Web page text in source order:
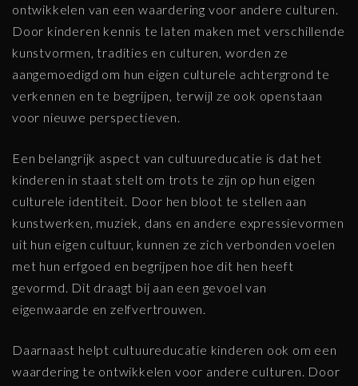
ontwikkelen van een waardering voor andere culturen.
Door kinderen kennis te laten maken met verschillende
kunstvormen, tradities en culturen, worden ze
aangemoedigd om hun eigen culturele achtergrond te
verkennen en te begrijpen, terwijl ze ook openstaan
voor nieuwe perspectieven.
Een belangrijk aspect van cultuureducatie is dat het
kinderen in staat stelt om trots te zijn op hun eigen
culturele identiteit. Door hen bloot te stellen aan
kunstwerken, muziek, dans en andere expressievormen
uit hun eigen cultuur, kunnen ze zich verbonden voelen
met hun erfgoed en begrijpen hoe dit hen heeft
gevormd. Dit draagt bij aan een gevoel van
eigenwaarde en zelfvertrouwen.
Daarnaast helpt cultuureducatie kinderen ook om een
waardering te ontwikkelen voor andere culturen. Door